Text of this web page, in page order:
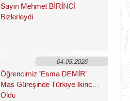
Sayın Mehmet BİRİNCİ
Bizlerleydi
04.05.2026
Öğrencimiz 'Esma DEMİR'
Mas Güreşinde Türkiye İkincisi
Oldu